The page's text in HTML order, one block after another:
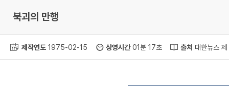
북괴의 만행
제작연도 1975-02-15 상영시간01분 17초 출처 대한뉴스